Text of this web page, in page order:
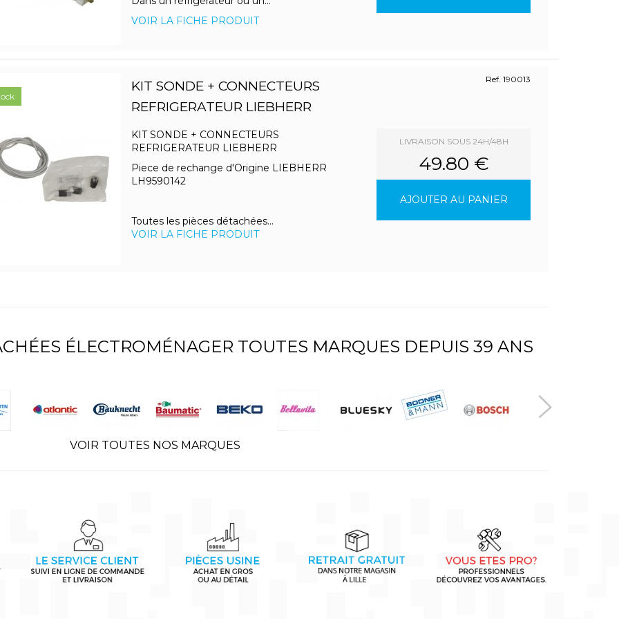
VOIR LA FICHE PRODUIT
KIT SONDE + CONNECTEURS
REFRIGERATEUR LIEBHERR
Ref. 190013
KIT SONDE + CONNECTEURS
REFRIGERATEUR LIEBHERR
Piece de rechange d'Origine LIEBHERR
LH9590142
Toutes les pièces détachées...
VOIR LA FICHE PRODUIT
LIVRAISON SOUS 24H/48H
49.80 €
AJOUTER AU PANIER
ÉLECTROMÉNAGER TOUTES MARQUES DEPUIS 39 ANS
VOIR TOUTES NOS MARQUES